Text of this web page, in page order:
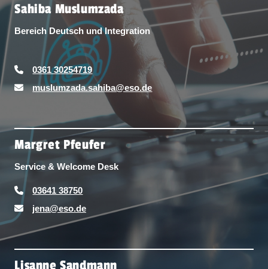
Sahiba Muslumzada
Bereich Deutsch und Integration
0361 30254719
muslumzada.sahiba@eso.de
Margret Pfeufer
Service & Welcome Desk
03641 38750
jena@eso.de
Lisanne Sandmann